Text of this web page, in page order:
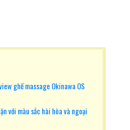
ghế massage Okinawa OS
với màu sắc hài hòa và ngoại